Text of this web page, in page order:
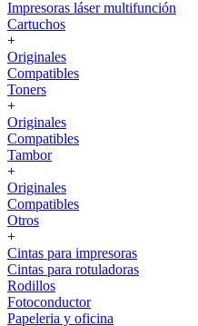
Impresoras láser multifunción
Cartuchos
+
Originales
Compatibles
Toners
+
Originales
Compatibles
Tambor
+
Originales
Compatibles
Otros
+
Cintas para impresoras
Cintas para rotuladoras
Rodillos
Fotoconductor
Papeleria y oficina